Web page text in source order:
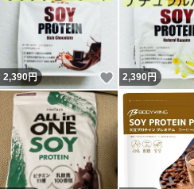
2,390円 いいね！
2,390円